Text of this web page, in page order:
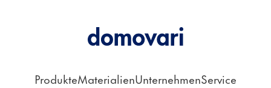
ProdukteMaterialienUnternehmenService